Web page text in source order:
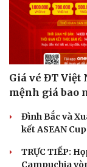
Giá vé ĐT Việt
mệnh giá bao
Đình Bắc và
kết ASEAN
TRỰC TIẾP:
Campuchia